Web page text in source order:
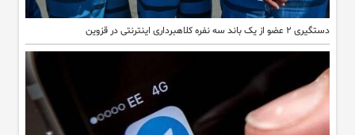
دستگیری ۲ عضو از یک باند سه نفره کلاهبرداری اینترنتی در قزوین